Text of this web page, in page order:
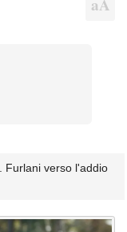
Furlani verso l'addio